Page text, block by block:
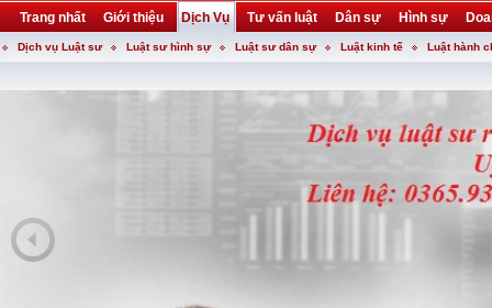
Trang nhất Giới thiệu Dịch Vụ Tư vấn luật Dân sự Hình sự
Khuyến mại Liên hệ forum utility
Dịch vụ Luật sư Luật sư hình sự Luật sư dân sự Luật kinh tế Luật hành